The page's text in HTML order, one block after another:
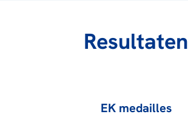
Resultaten
EK medailles